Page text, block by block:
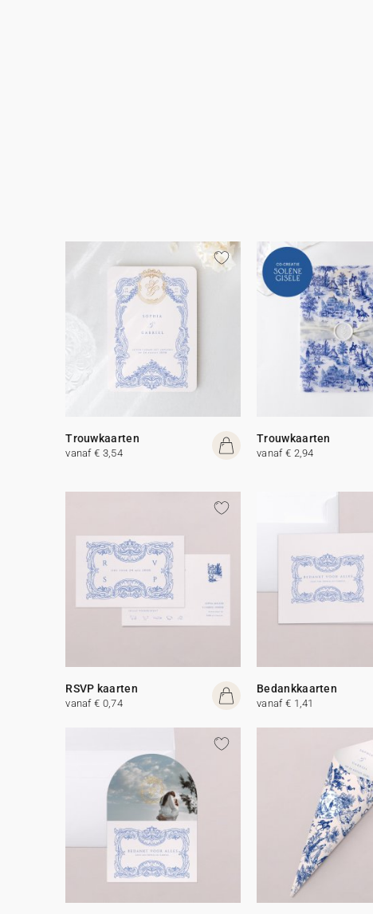
Trouwkaarten
vanaf € 3,54
Trouwkaarten
vanaf € 2,94
RSVP kaarten
vanaf € 0,74
Bedankkaarten
vanaf € 1,41